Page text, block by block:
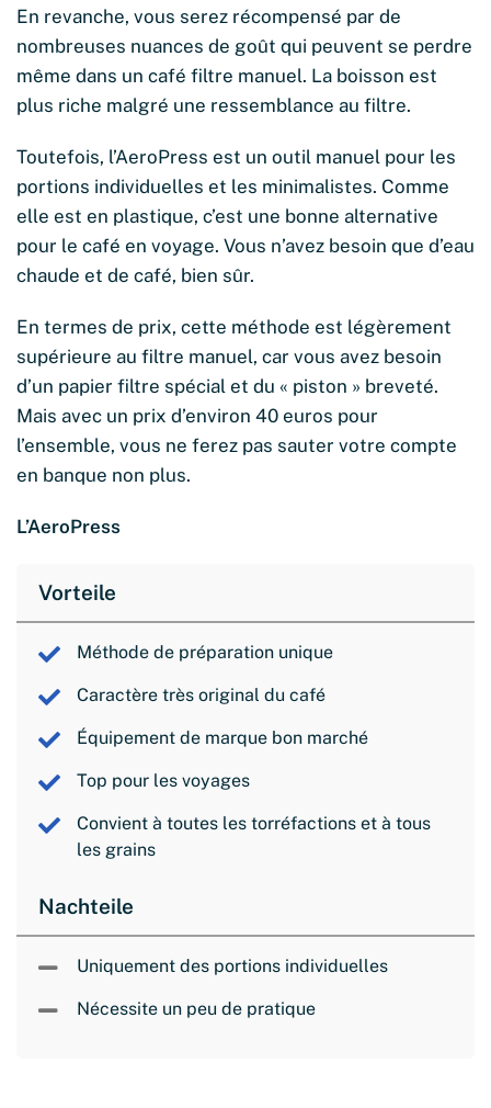
En revanche, vous serez récompensé par de
nombreuses nuances de goût qui peuvent se perdre
même dans un café filtre manuel. La boisson est
plus riche malgré une ressemblance au filtre.
Toutefois, l’AeroPress est un outil manuel pour les
portions individuelles et les minimalistes. Comme
elle est en plastique, c’est une bonne alternative
pour le café en voyage. Vous n’avez besoin que d’eau
chaude et de café, bien sûr.
En termes de prix, cette méthode est légèrement
supérieure au filtre manuel, car vous avez besoin
d’un papier filtre spécial et du « piston » breveté.
Mais avec un prix d’environ 40 euros pour
l’ensemble, vous ne ferez pas sauter votre compte
en banque non plus.
L’AeroPress
Vorteile
Méthode de préparation unique
Caractère très original du café
Équipement de marque bon marché
Top pour les voyages
Convient à toutes les torréfactions et à tous
les grains
Nachteile
Uniquement des portions individuelles
Nécessite un peu de pratique